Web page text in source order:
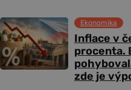
Inflace v
procenta.
zde je
Ekonomika